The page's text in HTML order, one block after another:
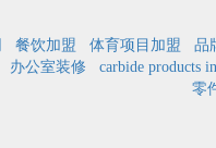
餐饮加盟 体育项目加盟
品
办公室装修
carbide products
零